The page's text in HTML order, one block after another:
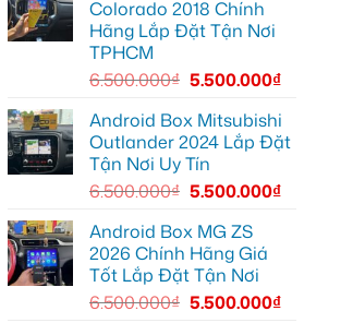
Thủ
Đức
cần
ánh
tốt
Colorado 2018 Chính
Hãng Lắp Đặt Tận Nơi
TPHCM
6.500.000₫ 5.500.000₫
Android Box Mitsubishi
Outlander 2024 Lắp Đặt
Tận Nơi Uy Tín
6.500.000₫ 5.500.000₫
Android Box MG ZS
2026 Chính Hãng Giá
Tốt Lắp Đặt Tận Nơi
6.500.000₫ 5.500.000₫